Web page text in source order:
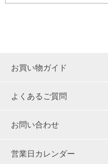
お買い物ガイド
よくあるご質問
お問い合わせ
営業日カレンダー